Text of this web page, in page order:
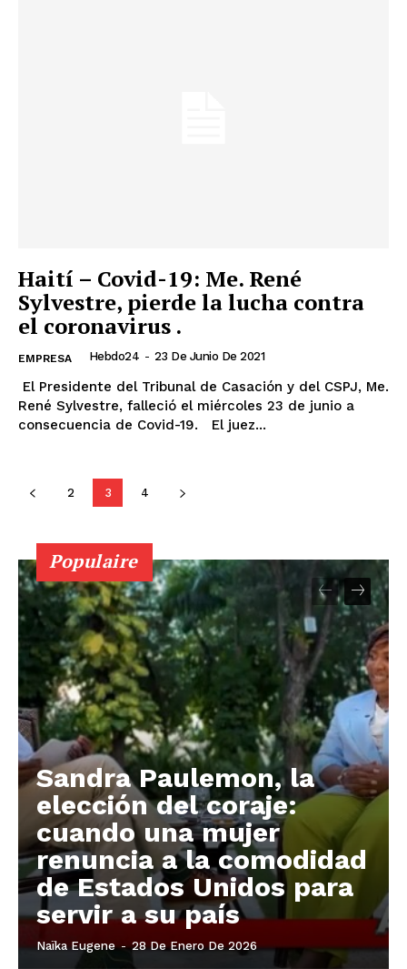
Haití – Covid-19: Me. René
Sylvestre, pierde la lucha contra
el coronavirus .
EMPRESA Hebdo24 - 23 De Junio De 2021
El Presidente del Tribunal de Casación y del CSPJ, Me.
René Sylvestre, falleció el miércoles 23 de junio a
consecuencia de Covid-19. El juez...
2 3 4
Populaire
Sandra Paulemon, la
elección del coraje:
cuando una mujer
renuncia a la comodidad
de Estados Unidos para
servir a su país
Naïka Eugene - 28 De Enero De 2026